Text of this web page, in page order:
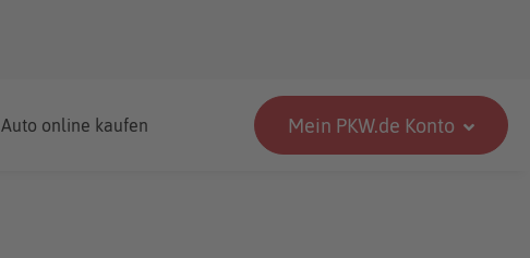
Auto online kaufen Mein PKW.de Konto